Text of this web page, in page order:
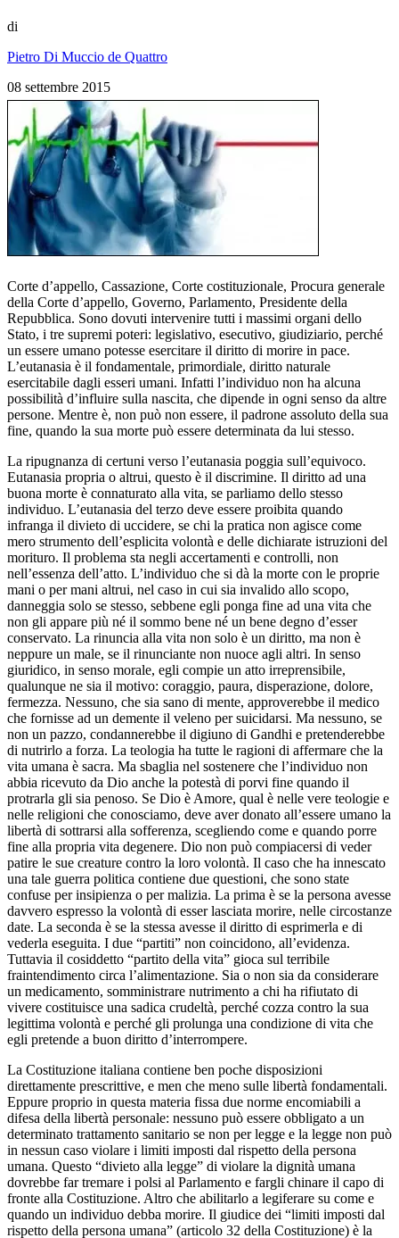
di
Pietro Di Muccio de Quattro
08 settembre 2015
Corte d’appello, Cassazione, Corte costituzionale, Procura generale
della Corte d’appello, Governo, Parlamento, Presidente della
Repubblica. Sono dovuti intervenire tutti i massimi organi dello
Stato, i tre supremi poteri: legislativo, esecutivo, giudiziario, perché
un essere umano potesse esercitare il diritto di morire in pace.
L’eutanasia è il fondamentale, primordiale, diritto naturale
esercitabile dagli esseri umani. Infatti l’individuo non ha alcuna
possibilità d’influire sulla nascita, che dipende in ogni senso da altre
persone. Mentre è, non può non essere, il padrone assoluto della sua
fine, quando la sua morte può essere determinata da lui stesso.
La ripugnanza di certuni verso l’eutanasia poggia sull’equivoco.
Eutanasia propria o altrui, questo è il discrimine. Il diritto ad una
buona morte è connaturato alla vita, se parliamo dello stesso
individuo. L’eutanasia del terzo deve essere proibita quando
infranga il divieto di uccidere, se chi la pratica non agisce come
mero strumento dell’esplicita volontà e delle dichiarate istruzioni del
morituro. Il problema sta negli accertamenti e controlli, non
nell’essenza dell’atto. L’individuo che si dà la morte con le proprie
mani o per mani altrui, nel caso in cui sia invalido allo scopo,
danneggia solo se stesso, sebbene egli ponga fine ad una vita che
non gli appare più né il sommo bene né un bene degno d’esser
conservato. La rinuncia alla vita non solo è un diritto, ma non è
neppure un male, se il rinunciante non nuoce agli altri. In senso
giuridico, in senso morale, egli compie un atto irreprensibile,
qualunque ne sia il motivo: coraggio, paura, disperazione, dolore,
fermezza. Nessuno, che sia sano di mente, approverebbe il medico
che fornisse ad un demente il veleno per suicidarsi. Ma nessuno, se
non un pazzo, condannerebbe il digiuno di Gandhi e pretenderebbe
di nutrirlo a forza. La teologia ha tutte le ragioni di affermare che la
vita umana è sacra. Ma sbaglia nel sostenere che l’individuo non
abbia ricevuto da Dio anche la potestà di porvi fine quando il
protrarla gli sia penoso. Se Dio è Amore, qual è nelle vere teologie e
nelle religioni che conosciamo, deve aver donato all’essere umano la
libertà di sottrarsi alla sofferenza, scegliendo come e quando porre
fine alla propria vita degenere. Dio non può compiacersi di veder
patire le sue creature contro la loro volontà. Il caso che ha innescato
una tale guerra politica contiene due questioni, che sono state
confuse per insipienza o per malizia. La prima è se la persona avesse
davvero espresso la volontà di esser lasciata morire, nelle circostanze
date. La seconda è se la stessa avesse il diritto di esprimerla e di
vederla eseguita. I due “partiti” non coincidono, all’evidenza.
Tuttavia il cosiddetto “partito della vita” gioca sul terribile
fraintendimento circa l’alimentazione. Sia o non sia da considerare
un medicamento, somministrare nutrimento a chi ha rifiutato di
vivere costituisce una sadica crudeltà, perché cozza contro la sua
legittima volontà e perché gli prolunga una condizione di vita che
egli pretende a buon diritto d’interrompere.
La Costituzione italiana contiene ben poche disposizioni
direttamente prescrittive, e men che meno sulle libertà fondamentali.
Eppure proprio in questa materia fissa due norme encomiabili a
difesa della libertà personale: nessuno può essere obbligato a un
determinato trattamento sanitario se non per legge e la legge non può
in nessun caso violare i limiti imposti dal rispetto della persona
umana. Questo “divieto alla legge” di violare la dignità umana
dovrebbe far tremare i polsi al Parlamento e fargli chinare il capo di
fronte alla Costituzione. Altro che abilitarlo a legiferare su come e
quando un individuo debba morire. Il giudice dei “limiti imposti dal
rispetto della persona umana” (articolo 32 della Costituzione) è la